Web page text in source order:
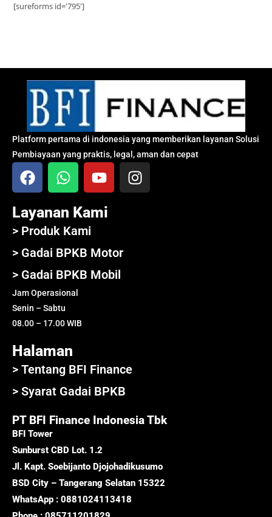
[sureforms id='795']
Platform pertama di indonesia yang memberikan layanan Solusi
Pembiayaan yang praktis, legal, aman dan cepat
Layanan Kami
> Produk Kami
> Gadai BPKB Motor
> Gadai BPKB Mobil
Jam Operasional
Senin – Sabtu
08.00 – 17.00 WIB
Halaman
> Tentang BFI Finance
> Syarat Gadai BPKB
PT BFI Finance Indonesia Tbk
BFI Tower
Sunburst CBD Lot. 1.2
Jl. Kapt. Soebijanto Djojohadikusumo
BSD City – Tangerang Selatan 15322
WhatsApp : 0881024113418